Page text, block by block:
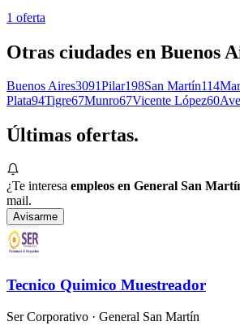
1 oferta
Otras ciudades en Buenos
Buenos Aires3091Pilar198San Martín114
Plata94Tigre67Munro67Vicente López60
Últimas ofertas.
¿Te interesa empleos en General San
mail.
Avisarme
Tecnico Quimico Muestreador
Ser Corporativo · General San Martín